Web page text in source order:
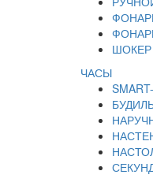
ШОКЕР
ЧАСЫ